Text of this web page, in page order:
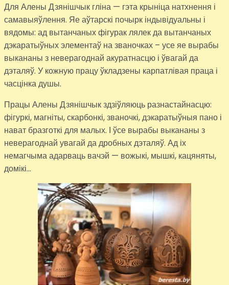
Для Алены Дзянішчык гліна — гэта крыніца натхнення і
самавыяўлення. Яе аўтарскі почырк індывідуальны і
вядомы: ад вытанчаных фігурак лялек да вытанчаных
дэкаратыўных элементаў на званочках – усе яе вырабы
выкананы з неверагоднай акуратнасцю і ўвагай да
дэталяў. У кожную працу ўкладзены карпатлівая праца і
часцінка душы.
Працы Алены Дзянішчык здзіўляюць разнастайнасцю:
фігуркі, магніты, скарбонкі, званочкі, дэкаратыўныя пано і
нават бразготкі для малых. І ўсе вырабы выкананы з
неверагоднай увагай да дробных дэталяў. Ад іх
немагчыма адарваць вачэй — вожыкі, мышкі, кацяняты,
домікі…